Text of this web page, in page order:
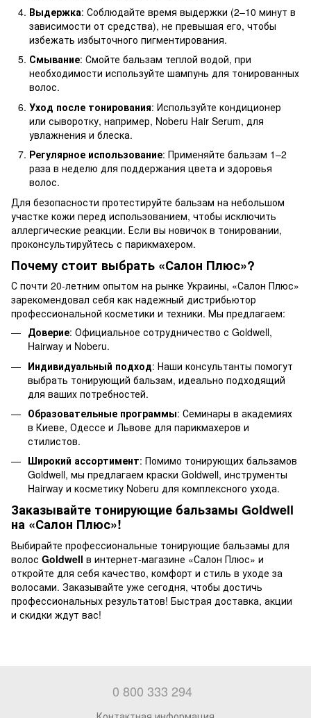
Выдержка: Соблюдайте время выдержки (2–10 минут в
зависимости от средства), не превышая его, чтобы
избежать избыточного пигментирования.
Смывание: Смойте бальзам теплой водой, при
необходимости используйте шампунь для тонированных
волос.
Уход после тонирования: Используйте кондиционер
или сыворотку, например, Noberu Hair Serum, для
увлажнения и блеска.
Регулярное использование: Применяйте бальзам 1–2
раза в неделю для поддержания цвета и здоровья
волос.
Для безопасности протестируйте бальзам на небольшом
участке кожи перед использованием, чтобы исключить
аллергические реакции. Если вы новичок в тонировании,
проконсультируйтесь с парикмахером.
Почему стоит выбрать «Салон Плюс»?
С почти 20-летним опытом на рынке Украины, «Салон Плюс»
зарекомендовал себя как надежный дистрибьютор
профессиональной косметики и техники. Мы предлагаем:
Доверие: Официальное сотрудничество с Goldwell,
Hairway и Noberu.
Индивидуальный подход: Наши консультанты помогут
выбрать тонирующий бальзам, идеально подходящий
для ваших потребностей.
Образовательные программы: Семинары в академиях
в Киеве, Одессе и Львове для парикмахеров и
стилистов.
Широкий ассортимент: Помимо тонирующих бальзамов
Goldwell, мы предлагаем краски Goldwell, инструменты
Hairway и косметику Noberu для комплексного ухода.
Заказывайте тонирующие бальзамы Goldwell
на «Салон Плюс»!
Выбирайте профессиональные тонирующие бальзамы для
волос Goldwell в интернет-магазине «Салон Плюс» и
откройте для себя качество, комфорт и стиль в уходе за
волосами. Заказывайте уже сегодня, чтобы достичь
профессиональных результатов! Быстрая доставка, акции
и скидки ждут вас!
0 800 333 294